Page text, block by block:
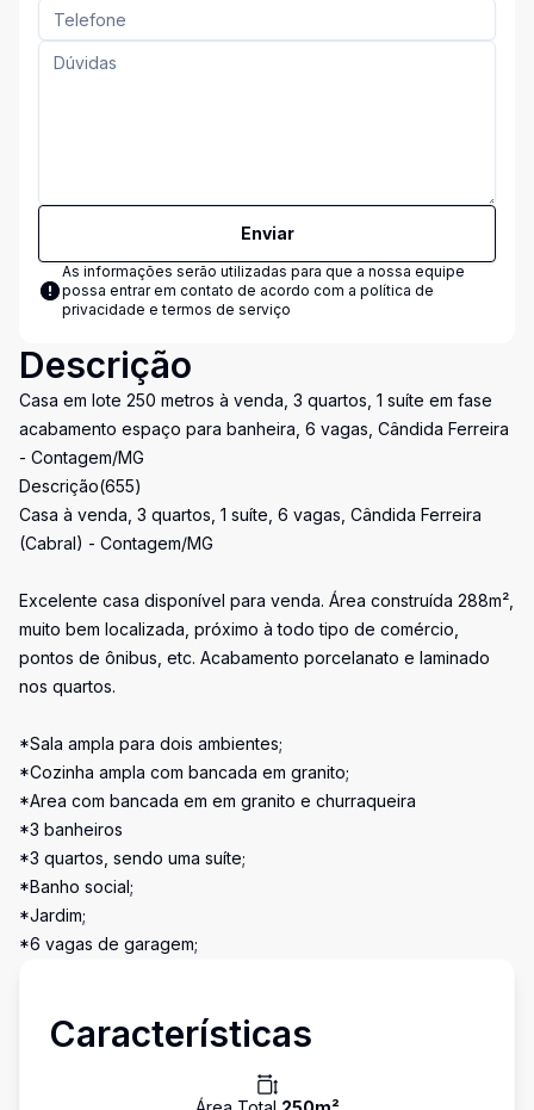
Enviar
As informações serão utilizadas para que a nossa equipe
possa entrar em contato de acordo com a política de
privacidade e termos de serviço
Descrição
Casa em lote 250 metros à venda, 3 quartos, 1 suíte em fase
acabamento espaço para banheira, 6 vagas, Cândida Ferreira
- Contagem/MG
Descrição(655)
Casa à venda, 3 quartos, 1 suíte, 6 vagas, Cândida Ferreira
(Cabral) - Contagem/MG
Excelente casa disponível para venda. Área construída 288m²,
muito bem localizada, próximo à todo tipo de comércio,
pontos de ônibus, etc. Acabamento porcelanato e laminado
nos quartos.
*Sala ampla para dois ambientes;
*Cozinha ampla com bancada em granito;
*Area com bancada em em granito e churraqueira
*3 banheiros
*3 quartos, sendo uma suíte;
*Banho social;
*Jardim;
*6 vagas de garagem;
Características